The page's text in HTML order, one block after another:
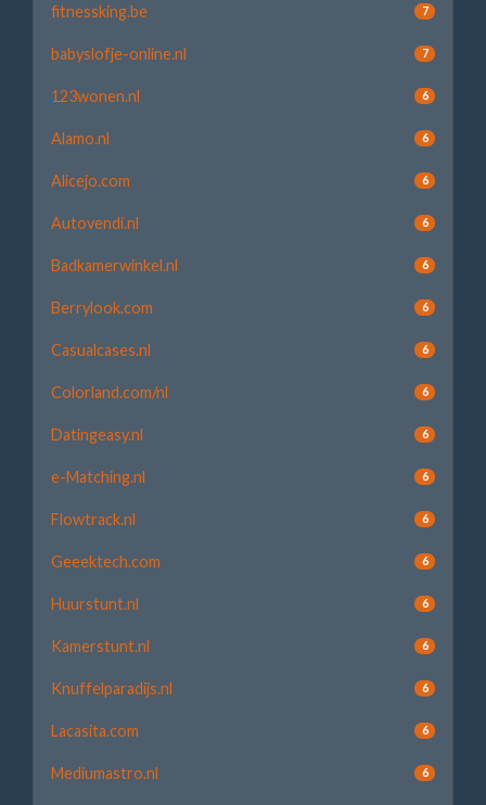
fitnessking.be 7
babyslofje-online.nl 7
123wonen.nl 6
Alamo.nl 6
Alicejo.com 6
Autovendi.nl 6
Badkamerwinkel.nl 6
Berrylook.com 6
Casualcases.nl 6
Colorland.com/nl 6
Datingeasy.nl 6
e-Matching.nl 6
Flowtrack.nl 6
Geeektech.com 6
Huurstunt.nl 6
Kamerstunt.nl 6
Knuffelparadijs.nl 6
Lacasita.com 6
Mediumastro.nl 6